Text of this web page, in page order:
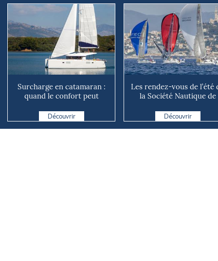
Surcharge en catamaran :
quand le confort peut
Découvrir
Les rendez-vous de l’été
la Société Nautique de
Découvrir